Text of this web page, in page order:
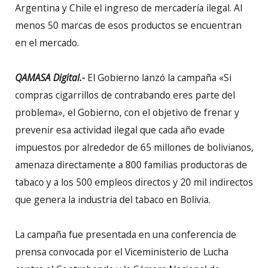
Argentina y Chile el ingreso de mercadería ilegal. Al
menos 50 marcas de esos productos se encuentran
en el mercado.
QAMASA Digital.- El Gobierno lanzó la campaña «Si
compras cigarrillos de contrabando eres parte del
problema», el Gobierno, con el objetivo de frenar y
prevenir esa actividad ilegal que cada año evade
impuestos por alrededor de 65 millones de bolivianos,
amenaza directamente a 800 familias productoras de
tabaco y a los 500 empleos directos y 20 mil indirectos
que genera la industria del tabaco en Bolivia.
La campaña fue presentada en una conferencia de
prensa convocada por el Viceministerio de Lucha